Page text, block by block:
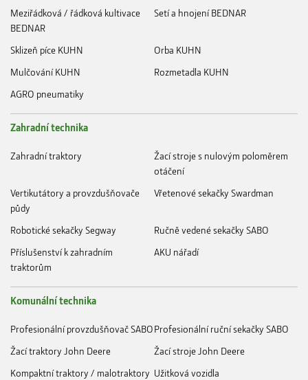
Meziřádková / řádková kultivace
BEDNAR
Setí a hnojení BEDNAR
Sklizeň píce KUHN
Orba KUHN
Mulčování KUHN
Rozmetadla KUHN
AGRO pneumatiky
Zahradní technika
Zahradní traktory
Žací stroje s nulovým poloměrem
otáčení
Vertikutátory a provzdušňovače
půdy
Vřetenové sekačky Swardman
Robotické sekačky Segway
Ručně vedené sekačky SABO
Příslušenství k zahradním
traktorům
AKU nářadí
Komunální technika
Profesionální provzdušňovač SABOProfesionální ruční sekačky SABO
Žací traktory John Deere
Žací stroje John Deere
Kompaktní traktory / malotraktory Užitková vozidla